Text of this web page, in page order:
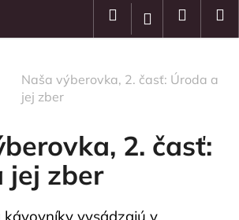
Hľadať Prihlásenie
košík
Naša výberovka, 2. časť: Úroda a
jej zber
2. časť:
jej zber
kávovníky vysádzajú v